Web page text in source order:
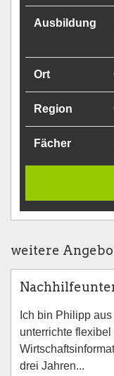
Ausbildung
Ort
Region
Fächer
weitere
Ich bin Philipp
unterrichte
drei Jahren...